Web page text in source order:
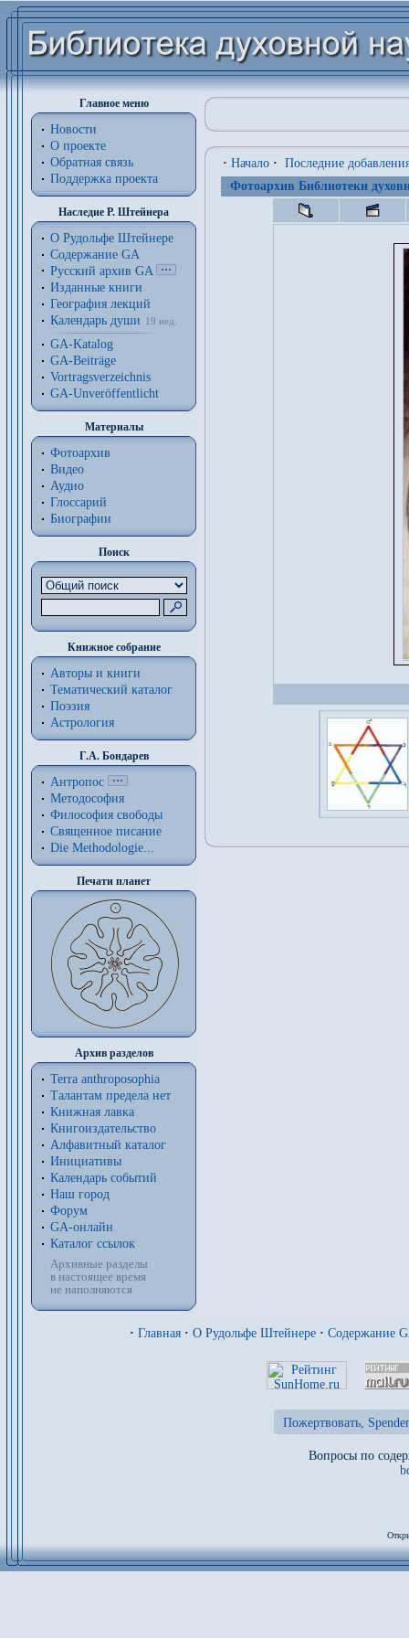
Главное меню
Новости
О проекте
Обратная связь
Поддержка проекта
Наследие Р. Штейнера
О Рудольфе Штейнере
Содержание GA
Русский архив GA
Изданные книги
География лекций
Календарь души
19 нед.
GA-Katalog
GA-Beiträge
Vortragsverzeichnis
GA-Unveröffentlicht
Материалы
Фотоархив
Видео
Аудио
Глоссарий
Биографии
Поиск
Книжное собрание
Авторы и книги
Тематический каталог
Поэзия
Астрология
Г.А. Бондарев
Антропос
Методософия
Философия cвободы
Священное писание
Die Methodologie...
Печати планет
Архив разделов
Terra anthroposophia
Талантам предела нет
Книжная лавка
Книгоиздательство
Алфавитный каталог
Инициативы
Календарь событий
Наш город
Форум
GA-онлайн
Каталог ссылок
Архивные разделы
в настоящее время
не наполняются
· Начало · Последние
Фотоархив Библиотеки
· Главная · О Рудольфе Штейнере · Содержание
Пожертвовать,
Вопросы по